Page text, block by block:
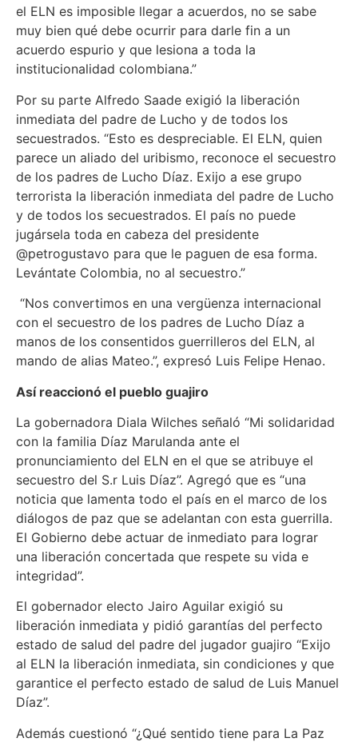
el ELN es imposible llegar a acuerdos, no se sabe
muy bien qué debe ocurrir para darle fin a un
acuerdo espurio y que lesiona a toda la
institucionalidad colombiana.”
Por su parte Alfredo Saade exigió la liberación
inmediata del padre de Lucho y de todos los
secuestrados. “Esto es despreciable. El ELN, quien
parece un aliado del uribismo, reconoce el secuestro
de los padres de Lucho Díaz. Exijo a ese grupo
terrorista la liberación inmediata del padre de Lucho
y de todos los secuestrados. El país no puede
jugársela toda en cabeza del presidente
@petrogustavo para que le paguen de esa forma.
Levántate Colombia, no al secuestro.”
“Nos convertimos en una vergüenza internacional
con el secuestro de los padres de Lucho Díaz a
manos de los consentidos guerrilleros del ELN, al
mando de alias Mateo.”, expresó Luis Felipe Henao.
Así reaccionó el pueblo guajiro
La gobernadora Diala Wilches señaló “Mi solidaridad
con la familia Díaz Marulanda ante el
pronunciamiento del ELN en el que se atribuye el
secuestro del S.r Luis Díaz”. Agregó que es “una
noticia que lamenta todo el país en el marco de los
diálogos de paz que se adelantan con esta guerrilla.
El Gobierno debe actuar de inmediato para lograr
una liberación concertada que respete su vida e
integridad”.
El gobernador electo Jairo Aguilar exigió su
liberación inmediata y pidió garantías del perfecto
estado de salud del padre del jugador guajiro “Exijo
al ELN la liberación inmediata, sin condiciones y que
garantice el perfecto estado de salud de Luis Manuel
Díaz”.
Además cuestionó “¿Qué sentido tiene para La Paz